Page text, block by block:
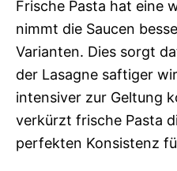
Frische Pasta hat eine
nimmt die Saucen
Varianten. Dies sorgt
der Lasagne saftiger
intensiver zur Geltung
verkürzt frische Pasta
perfekten Konsistenz